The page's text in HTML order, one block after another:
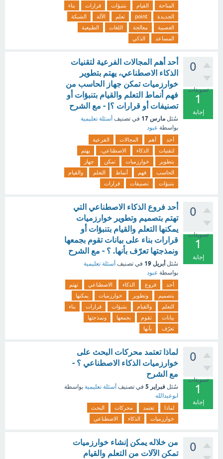
المتاحة
القيام بتنبؤات قرارات
بناء
الجديدة
point تعلم الآلة
الشبكة
العصبية
معالجة اللغات
الطبيعية
المساعد
الذكي
0
تصويتات
1
إجابة
أحد أهم المجالات الفرعية لتقنيات
الذكاء الاصطناعي، يهتم بتطوير
خوارزميات تمكن جهاز الحاسب من
فهم أنماط التعلم والقيام بتنبؤات أو
تصنيفات أو قرارات ؟| - مع الشرح
سُئل مارس 17 في تصنيف أسئلة تعليمية
بواسطة عبود
أحد أهم المجالات
الفرعية
لتقنيات
الذكاء الاصطناعي،
يهتم
بتطوير
خوارزميات تمكن
جهاز
الحاسب
فهم أنماط التعلم
والقيام
بتنبؤات
تصنيفات قرارات
0
تصويتات
1
إجابة
أحد فروع الذكاء الاصطناعي التي
تهتم بتصميم وتطوير خوارزميات
يمكنها التعلم والقيام بتنبؤات أو
قرارات بناء على بيانات تقوم بجمعها
ونمذجتها تعرّف بأنها. ؟ - مع الشرح
سُئل أبريل 19 في تصنيف أسئلة تعليمية
بواسطة عبود
أحد فروع الذكاء الاصطناعي
تهتم
بتصميم
وتطوير خوارزميات
يمكنها
التعلم
والقيام بتنبؤات قرارات
بناء
بيانات
تقوم بجمعها
ونمذجتها
تعرّف
بأنها
0
تصويتات
1
إجابة
لماذا تعتمد محركات البحث على
خوارزميات الذكاء الاصطناعي ؟ -
مع الشرح
سُئل فبراير 5 في تصنيف أسئلة تعليمية بواسطة
ابوعبدالله
لماذا تعتمد محركات
البحث
خوارزميات
الذكاء الاصطناعي
0
من خلاله يمكن إنشاء خوارزميات
تمكن الآلات من التعلم والقيام